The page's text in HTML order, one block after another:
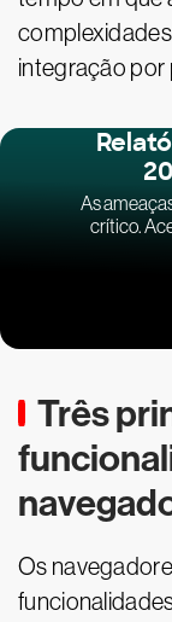
integração por
As
crítico.
Três
Os